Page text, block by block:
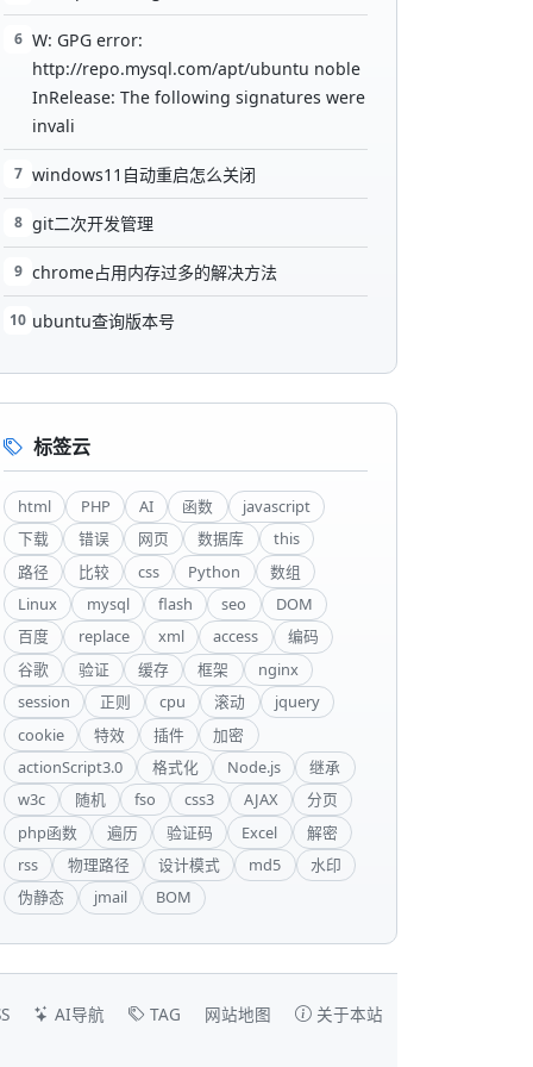
6 W: GPG error:
http://repo.mysql.com/apt/ubuntu noble
InRelease: The following signatures were
invali
7 windows11自动重启怎么关闭
8 git二次开发管理
9 chrome占用内存过多的解决方法
10 ubuntu查询版本号
标签云
html PHP AI 函数
javascript
下载
错误 网页 数据库
this
路径
比较 css Python
数组
Linux
mysql flash seo
DOM
百度
replace xml access
编码
谷歌
验证 缓存 框架
nginx
session
正则 cpu 滚动
jquery
cookie
特效 插件
加密
actionScript3.0
格式化 Node.js
继承
w3c
随机 fso css3 AJAX
分页
php函数
遍历 验证码 Excel
解密
rss
物理路径 设计模式 md5
水印
伪静态
jmail BOM
AI导航 TAG 网站地图 关于本站